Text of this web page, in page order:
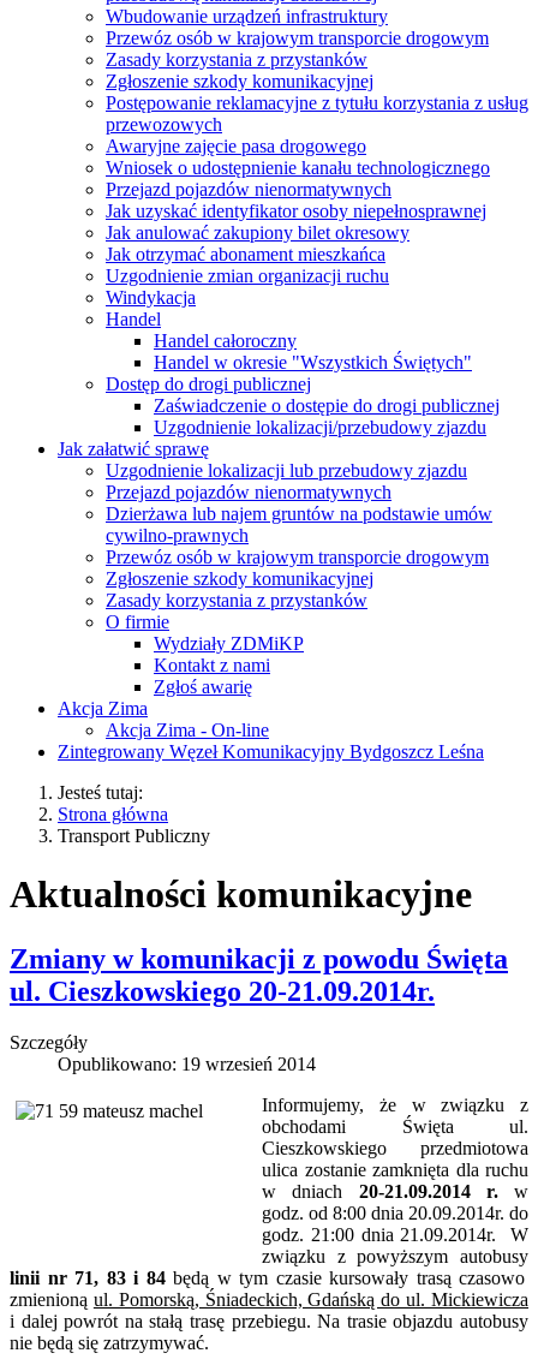
Wbudowanie urządzeń infrastruktury
Przewóz osób w krajowym transporcie drogowym
Zasady korzystania z przystanków
Zgłoszenie szkody komunikacyjnej
Postępowanie reklamacyjne z tytułu korzystania z usług
przewozowych
Awaryjne zajęcie pasa drogowego
Wniosek o udostępnienie kanału technologicznego
Przejazd pojazdów nienormatywnych
Jak uzyskać identyfikator osoby niepełnosprawnej
Jak anulować zakupiony bilet okresowy
Jak otrzymać abonament mieszkańca
Uzgodnienie zmian organizacji ruchu
Windykacja
Handel
Handel całoroczny
Handel w okresie "Wszystkich Świętych"
Dostęp do drogi publicznej
Zaświadczenie o dostępie do drogi publicznej
Uzgodnienie lokalizacji/przebudowy zjazdu
Jak załatwić sprawę
Uzgodnienie lokalizacji lub przebudowy zjazdu
Przejazd pojazdów nienormatywnych
Dzierżawa lub najem gruntów na podstawie umów
cywilno-prawnych
Przewóz osób w krajowym transporcie drogowym
Zgłoszenie szkody komunikacyjnej
Zasady korzystania z przystanków
O firmie
Wydziały ZDMiKP
Kontakt z nami
Zgłoś awarię
Akcja Zima
Akcja Zima - On-line
Zintegrowany Węzeł Komunikacyjny Bydgoszcz Leśna
Jesteś tutaj:
Strona główna
Transport Publiczny
Aktualności komunikacyjne
Zmiany w komunikacji z powodu Święta
ul. Cieszkowskiego 20-21.09.2014r.
Szczegóły
Opublikowano: 19 wrzesień 2014
Informujemy, że w związku z
obchodami Święta ul.
Cieszkowskiego przedmiotowa
ulica zostanie zamknięta dla ruchu
w dniach 20-21.09.2014 r.w
godz. od 8:00 dnia 20.09.2014r. do
godz. 21:00 dnia 21.09.2014r. W
związku z powyższym autobusy
linii nr 71, 83 i 84będą w tym czasie kursowały trasą czasowo
zmienioną ul. Pomorską, Śniadeckich, Gdańską do ul. Mickiewicza
i dalej powrót na stałą trasę przebiegu. Na trasie objazdu autobusy
nie będą się zatrzymywać.